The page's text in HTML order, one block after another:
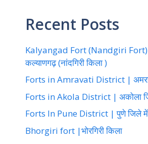
Recent Posts
Kalyangad Fort (Nandgiri
कल्याणगढ़ (नांदगिरी किला )
Forts in Amravati District |
Forts in Akola District | अकोला
Forts In Pune District | पुणे जिले
Bhorgiri fort |भोरगिरी किला